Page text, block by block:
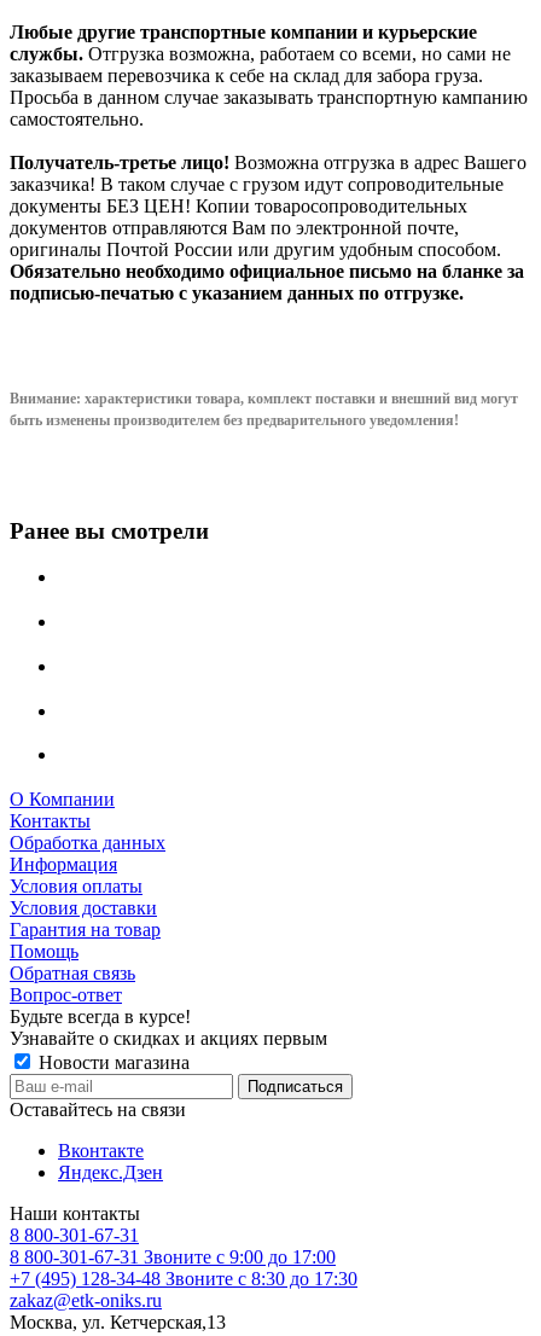
Любые другие транспортные компании и курьерские
службы. Отгрузка возможна, работаем со всеми, но сами не
заказываем перевозчика к себе на склад для забора груза.
Просьба в данном случае заказывать транспортную кампанию
самостоятельно.
Получатель-третье лицо! Возможна отгрузка в адрес Вашего
заказчика! В таком случае с грузом идут сопроводительные
документы БЕЗ ЦЕН! Копии товаросопроводительных
документов отправляются Вам по электронной почте,
оригиналы Почтой России или другим удобным способом.
Обязательно необходимо официальное письмо на бланке за
подписью-печатью с указанием данных по отгрузке.
Внимание: характеристики товара, комплект поставки и внешний вид могут
быть изменены производителем без предварительного уведомления!
Ранее вы смотрели
О Компании
Контакты
Обработка данных
Информация
Условия оплаты
Условия доставки
Гарантия на товар
Помощь
Обратная связь
Вопрос-ответ
Будьте всегда в курсе!
Узнавайте о скидках и акциях первым
Новости магазина
Оставайтесь на связи
Вконтакте
Яндекс.Дзен
Наши контакты
8 800-301-67-31
8 800-301-67-31 Звоните с 9:00 до 17:00
+7 (495) 128-34-48 Звоните с 8:30 до 17:30
zakaz@etk-oniks.ru
Москва, ул. Кетчерская,13